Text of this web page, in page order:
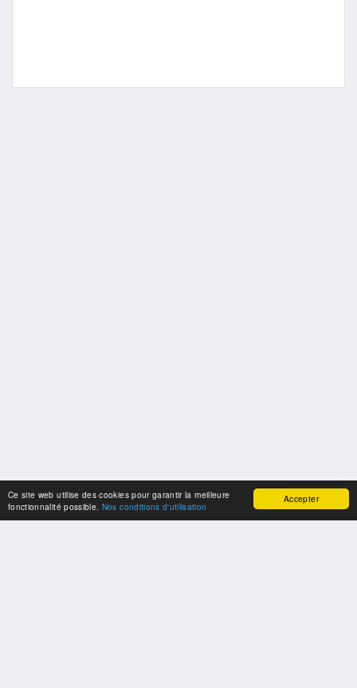
Accepter
Ce site web utilise des cookies pour garantir la meilleure
fonctionnalité possible. Nos conditions d'utilisation